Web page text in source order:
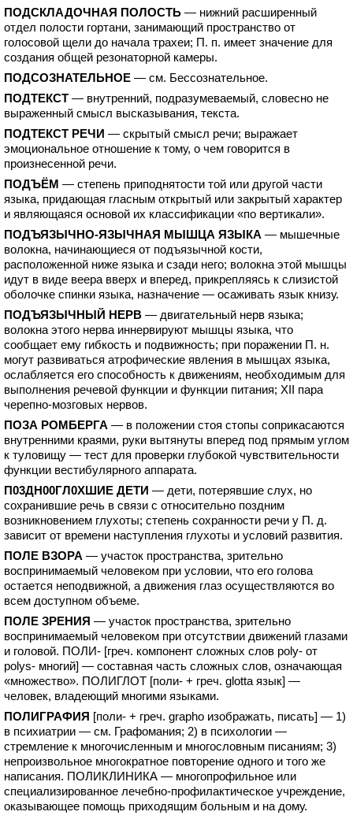
ПОДСКЛАДОЧНАЯ ПОЛОСТЬ — нижний расширенный
отдел полости гортани, занимающий пространство от
голосовой щели до начала трахеи; П. п. имеет значение для
создания общей резонаторной камеры.
ПОДСОЗНАТЕЛЬНОЕ — см. Бессознательное.
ПОДТЕКСТ — внутренний, подразумеваемый, словесно не
выраженный смысл высказывания, текста.
ПОДТЕКСТ РЕЧИ — скрытый смысл речи; выражает
эмоциональное отношение к тому, о чем говорится в
произнесенной речи.
ПОДЪЁМ — степень приподнятости той или другой части
языка, придающая гласным открытый или закрытый характер
и являющаяся основой их классификации «по вертикали».
ПОДЪЯЗЫЧНО-ЯЗЫЧНАЯ МЫШЦА ЯЗЫКА — мышечные
волокна, начинающиеся от подъязычной кости,
расположенной ниже языка и сзади него; волокна этой мышцы
идут в виде веера вверх и вперед, прикрепляясь к слизистой
оболочке спинки языка, назначение — осаживать язык книзу.
ПОДЪЯЗЫЧНЫЙ НЕРВ — двигательный нерв языка;
волокна этого нерва иннервируют мышцы языка, что
сообщает ему гибкость и подвижность; при поражении П. н.
могут развиваться атрофические явления в мышцах языка,
ослабляется его способность к движениям, необходимым для
выполнения речевой функции и функции питания; XII пара
черепно-мозговых нервов.
ПОЗА РОМБЕРГА — в положении стоя стопы соприкасаются
внутренними краями, руки вытянуты вперед под прямым углом
к туловищу — тест для проверки глубокой чувствительности
функции вестибулярного аппарата.
П03ДН00ГЛ0ХШИЕ ДЕТИ — дети, потерявшие слух, но
сохранившие речь в связи с относительно поздним
возникновением глухоты; степень сохранности речи у П. д.
зависит от времени наступления глухоты и условий развития.
ПОЛЕ ВЗОРА — участок пространства, зрительно
воспринимаемый человеком при условии, что его голова
остается неподвижной, а движения глаз осуществляются во
всем доступном объеме.
ПОЛЕ ЗРЕНИЯ — участок пространства, зрительно
воспринимаемый человеком при отсутствии движений глазами
и головой. ПОЛИ- [греч. компонент сложных слов poly- от
polys- многий] — составная часть сложных слов, означающая
«множество». ПОЛИГЛОТ [поли- + греч. glotta язык] —
человек, владеющий многими языками.
ПОЛИГРАФИЯ [поли- + греч. grapho изображать, писать] — 1)
в психиатрии — см. Графомания; 2) в психологии —
стремление к многочисленным и многословным писаниям; 3)
непроизвольное многократное повторение одного и того же
написания. ПОЛИКЛИНИКА — многопрофильное или
специализированное лечебно-профилактическое учреждение,
оказывающее помощь приходящим больным и на дому.